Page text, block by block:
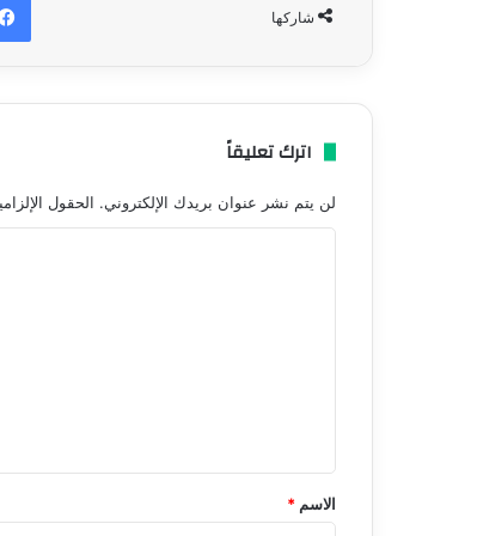
شاركها
اترك تعليقاً
لن يتم نشر عنوان بريدك الإلكتروني. الحقول
*
الاسم *